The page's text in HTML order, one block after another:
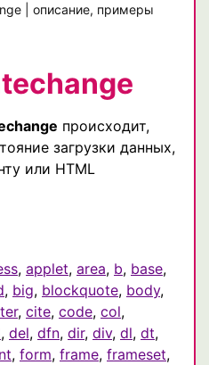
| описание, примеры
происходит,
загрузки данных,
или HTML
, applet, area, b, base,
, big, blockquote, body,
, cite, code, col,
, del, dfn, dir, div, dl, dt,
, form, frame, frameset,